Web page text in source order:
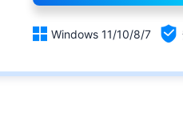
 Windows 11/10/8/7 